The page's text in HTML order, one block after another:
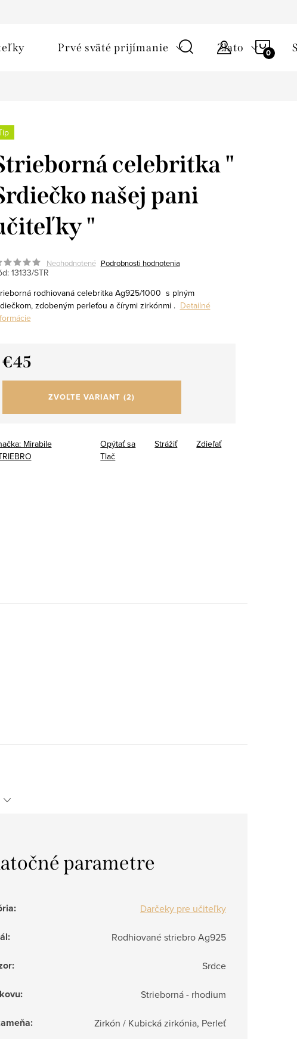
Prvé sväté prijímanie Zlato
celebritka "
našej pani
"
Neohodnotené Podrobnosti hodnotenia
13133/STR
rodhiovaná celebritka Ag925/1000 s plným
zdobeným perleťou a čírymi zirkónmi . Detailné
€45
Jednotková
ZVOĽTE VARIANT (2)
Mirabile
Tlač
Opýtať sa Strážiť Zdieľať
parametre
: Darčeky pre učiteľky
: Rodhiované striebro Ag925
: Srdce
: Strieborná - rhodium
: Zirkón / Kubická zirkónia, Perleť